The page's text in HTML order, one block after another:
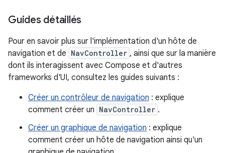
Guides détaillés
Pour en savoir plus sur l'implémentation d'un hôte de
navigation et de NavController , ainsi que sur la manière
dont ils interagissent avec Compose et d'autres
frameworks d'UI, consultez les guides suivants :
Créer un contrôleur de navigation : explique
comment créer un NavController .
Créer un graphique de navigation : explique
comment créer un hôte de navigation ainsi qu'un